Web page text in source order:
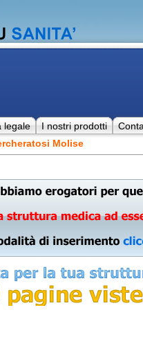
legale I nostri prodotti
Molise